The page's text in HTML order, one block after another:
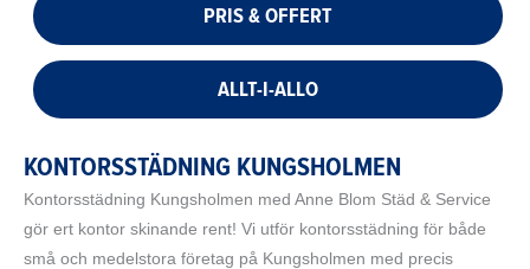
PRIS & OFFERT
ALLT-I-ALLO
KONTORSSTÄDNING KUNGSHOLMEN
Kontorsstädning Kungsholmen med Anne Blom Städ & Service
gör ert kontor skinande rent! Vi utför kontorsstädning för både
små och medelstora företag på Kungsholmen med precis